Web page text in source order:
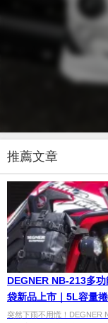
推薦文章
DEGNER NB-213多功
袋新品上市｜5L容量
多位置安裝 5,940日圓
突然下雨不用慌！DEGNER